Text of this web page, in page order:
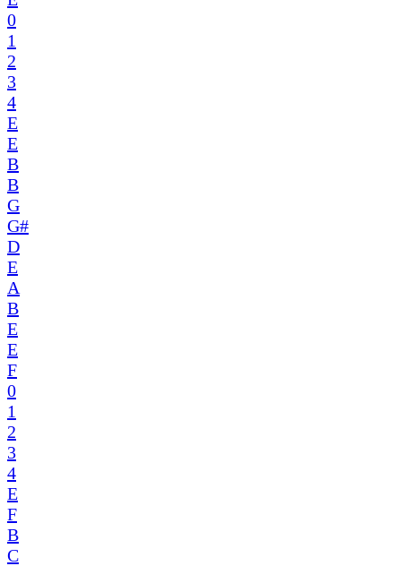
0
1
2
3
4
E
E
B
B
G
G#
D
E
A
B
E
E
F
0
1
2
3
4
E
F
B
C